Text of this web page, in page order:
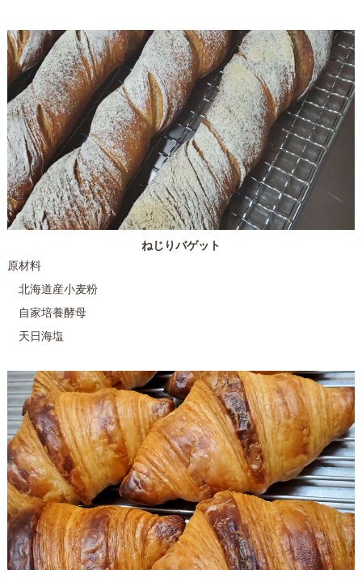
ねじりバゲット
原材料
北海道産小麦粉
自家培養酵母
天日海塩